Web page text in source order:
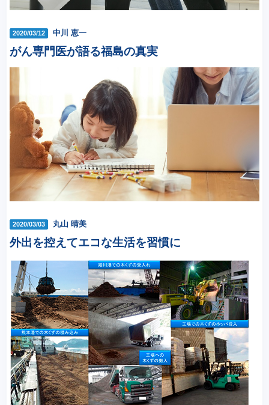
2020/03/12 中川 恵一
がん専門医が語る福島の真実
2020/03/03 丸山 晴美
外出を控えてエコな生活を習慣に